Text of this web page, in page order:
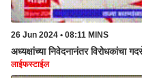
26 Jun 2024 • 08:11 MINS
अध्यक्षांच्या निवेदनानंतर विरोधकांचा
लाईफस्टाईल